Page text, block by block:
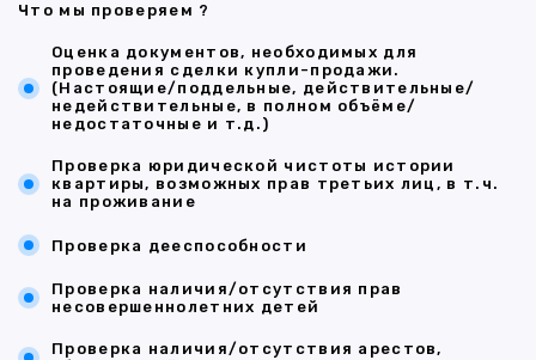
Что мы проверяем ?
Оценка документов, необходимых для
проведения сделки купли-продажи.
(Настоящие/поддельные, действительные/
недействительные, в полном объёме/
недостаточные и т.д.)
Проверка юридической чистоты истории
квартиры, возможных прав третьих лиц, в т.ч.
на проживание
Проверка дееспособности
Проверка наличия/отсутствия прав
несовершеннолетних детей
Проверка наличия/отсутствия арестов,